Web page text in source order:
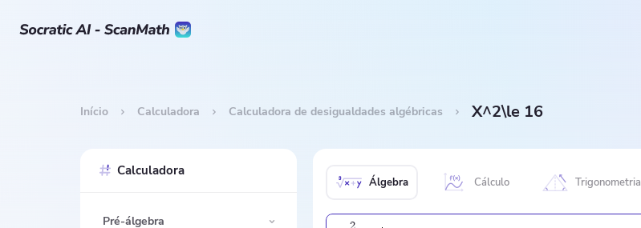
Início Calculadora Calculadora de desigualdades algébricas X^2\le 16
Calculadora
Pré-álgebra
Álgebra Cálculo Trigonometria